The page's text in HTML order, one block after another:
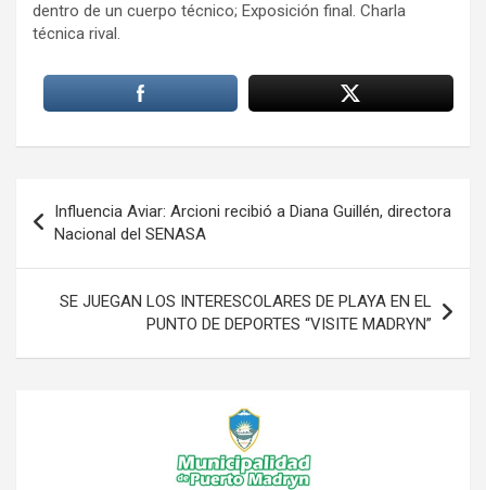
dentro de un cuerpo técnico; Exposición final. Charla
técnica rival.
de
entradas
Influencia Aviar: Arcioni recibió a Diana Guillén, directora
Nacional del SENASA
SE JUEGAN LOS INTERESCOLARES DE PLAYA EN EL
PUNTO DE DEPORTES “VISITE MADRYN”